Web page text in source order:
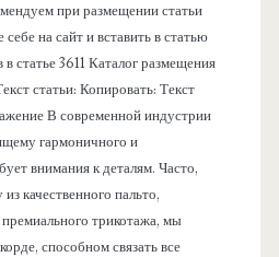
при размещении статьи
на сайт и вставить в статью
статье 3611 Каталог размещения
статьи: Копировать: Текст
В современной индустрии
гармоничного и
внимания к деталям. Часто,
качественного пальто,
трикотажа, мы
способном связать все